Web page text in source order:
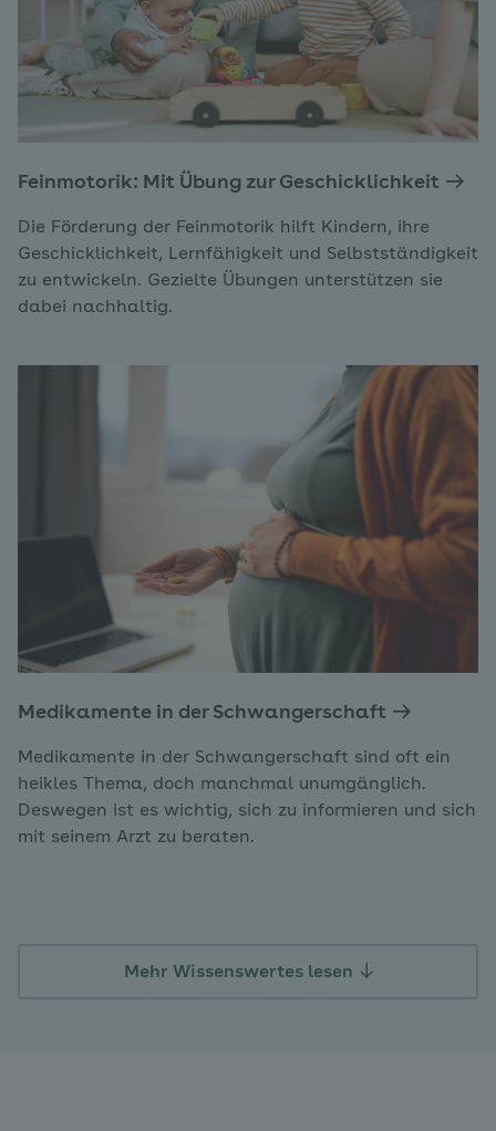
Feinmotorik: Mit Übung zur Geschicklichkeit
Die Förderung der Feinmotorik hilft Kindern, ihre
Geschicklichkeit, Lernfähigkeit und Selbstständigkeit
zu entwickeln. Gezielte Übungen unterstützen sie
dabei nachhaltig.
Medikamente in der Schwangerschaft
Medikamente in der Schwangerschaft sind oft ein
heikles Thema, doch manchmal unumgänglich.
Deswegen ist es wichtig, sich zu informieren und sich
mit seinem Arzt zu beraten.
Mehr Wissenswertes lesen